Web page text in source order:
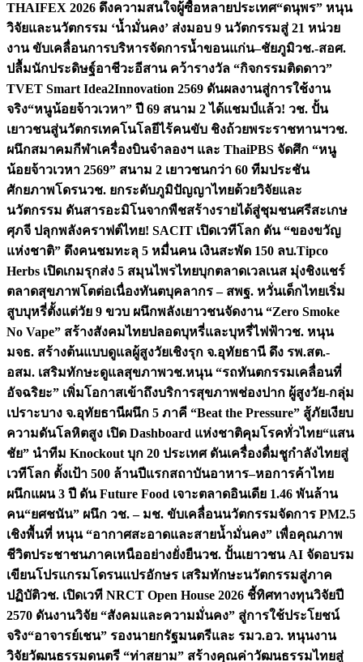
THAIFEX 2026 ดึงความสนใจผู้ซื้อหลายประเทศ“ดนุพร” หนุน
วิจัยและนวัตกรรม ‘น้ำมั่นคง’ ส่งมอบ 9 นวัตกรรมสู่ 21 หน่วย
งาน ขับเคลื่อนการบริหารจัดการน้ำขอนแก่น–ชัยภูมิวช.-สอศ.
ปลื้มนักประดิษฐ์อาชีวะอีสาน คว้ารางวัล “กิจกรรมติดดาว”
TVET Smart Idea2Innovation 2569 ดันผลงานสู่การใช้งาน
จริง“หนูน้อยจ้าวเวหา” ปี 69 สนาม 2 ได้แชมป์แล้ว! วช. ปั้น
เยาวชนสู่นวัตกรเทคโนโลยีไร้คนขับ ชิงถ้วยพระราชทานฯวช.
ผนึกสมาคมกีฬาเครื่องบินจำลองฯ และ ThaiPBS จัดศึก “หนู
น้อยจ้าวเวหา 2569” สนาม 2 เยาวชนกว่า 60 ทีมประชัน
ศักยภาพโดรนวช. ยกระดับภูมิปัญญาไทยด้วยวิจัยและ
นวัตกรรม ดันสารอะมิโนจากพืชสร้างรายได้สู่ชุมชนศรีสะเกษ
ศุภจี ปลุกพลังคราฟต์ไทย! SACIT เปิดเวทีโลก ดัน “ของขวัญ
แห่งชาติ” ดึงคนชมทะลุ 5 หมื่นคน เงินสะพัด 150 ลบ.Tipco
Herbs เปิดเกมรุกส่ง 5 สมุนไพรไทยบุกตลาดเวลเนส มุ่งชิงแชร์
ตลาดสุขภาพโตต่อเนื่องทันตบุคลากร – สพฐ. หวั่นเด็กไทยเริ่ม
สูบบุหรี่ตั้งแต่วัย 9 ขวบ ผนึกพลังเยาวชนจัดงาน “Zero Smoke
No Vape” สร้างสังคมไทยปลอดบุหรี่และบุหรี่ไฟฟ้าวช. หนุน
มจธ. สร้างต้นแบบดูแลผู้สูงวัยเชิงรุก จ.อุทัยธานี ดึง รพ.สต.-
อสม. เสริมทักษะดูแลสุขภาพวช.หนุน “รถทันตกรรมเคลื่อนที่
อัจฉริยะ” เพิ่มโอกาสเข้าถึงบริการสุขภาพช่องปาก ผู้สูงวัย-กลุ่ม
เปราะบาง จ.อุทัยธานีผนึก 5 ภาคี “Beat the Pressure” สู้ภัยเงียบ
ความดันโลหิตสูง เปิด Dashboard แห่งชาติคุมโรคทั่วไทย“แสน
ชัย” นำทีม Knockout บุก 20 ประเทศ ดันเครื่องดื่มชูกำลังไทยสู่
เวทีโลก ตั้งเป้า 500 ล้านปีแรกสถาบันอาหาร–หอการค้าไทย
ผนึกแผน 3 ปี ดัน Future Food เจาะตลาดอินเดีย 1.46 พันล้าน
คน“ยศชนัน” ผนึก วช. – มช. ขับเคลื่อนนวัตกรรมจัดการ PM2.5
เชิงพื้นที่ หนุน “อากาศสะอาดและสายน้ำมั่นคง” เพื่อคุณภาพ
ชีวิตประชาชนภาคเหนืออย่างยั่งยืนวช. ปั้นเยาวชน AI จัดอบรม
เขียนโปรแกรมโดรนแปรอักษร เสริมทักษะนวัตกรรมสู่ภาค
ปฏิบัติวช. เปิดเวที NRCT Open House 2026 ชี้ทิศทางทุนวิจัยปี
2570 ดันงานวิจัย “สังคมและความมั่นคง” สู่การใช้ประโยชน์
จริง“อาจารย์เชน” รองนายกรัฐมนตรีและ รมว.อว. หนุนงาน
วิจัยวัฒนธรรมดนตรี “ท่าสยาม” สร้างคุณค่าวัฒนธรรมไทยสู่